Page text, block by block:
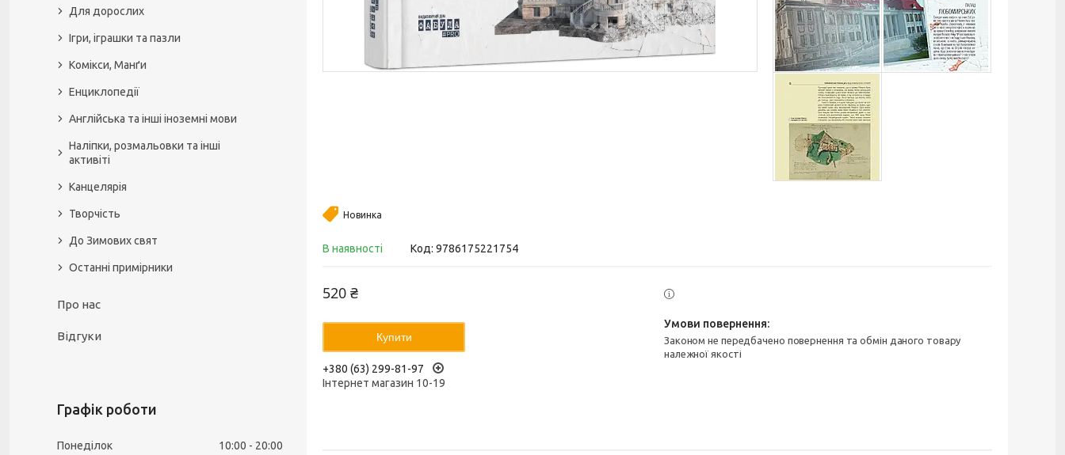
Новинка
В наявності Код: 9786175221754
520 ₴
Купити
+380 (63) 299-81-97
Інтернет магазин 10-19
Законом не передбачено повернення та обмін даного товару
належної якості
Для дорослих
Ігри, іграшки та пазли
Комікси, Манґи
Енциклопедії
Англійська та інші іноземні мови
Наліпки, розмальовки та інші
активіті
Канцелярія
Творчість
До Зимових свят
Останні примірники
Про нас
Відгуки
Графік роботи
Понеділок 10:00
20:00